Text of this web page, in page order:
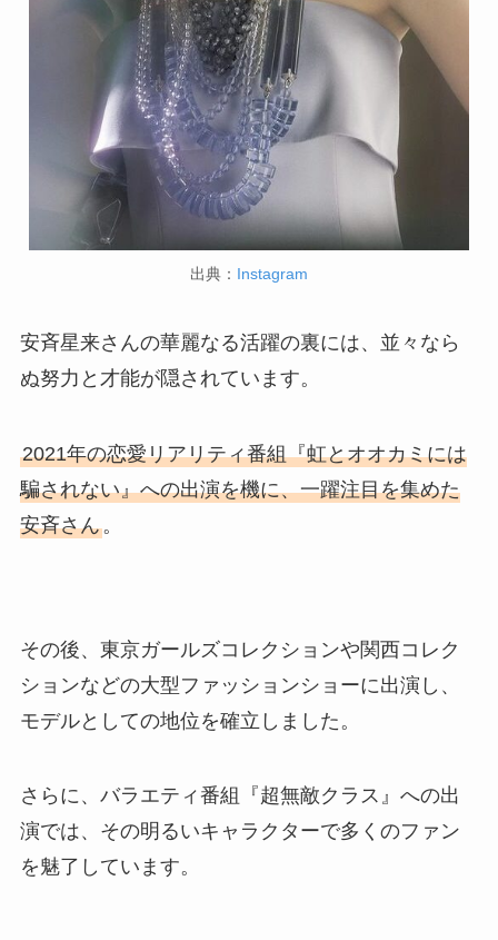
出典： Instagram
安斉星来さんの華麗なる活躍の裏には、並々なら
ぬ努力と才能が隠されています。
2021年の恋愛リアリティ番組『虹とオオカミには
騙されない』への出演を機に、一躍注目を集めた
安斉さん。
その後、東京ガールズコレクションや関西コレク
ションなどの大型ファッションショーに出演し、
モデルとしての地位を確立しました。
さらに、バラエティ番組『超無敵クラス』への出
演では、その明るいキャラクターで多くのファン
を魅了しています。